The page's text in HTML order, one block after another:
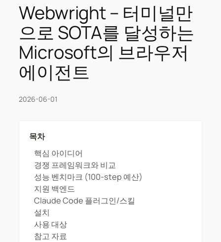
Webwright – 터미널만
으로 SOTA를 달성하는
Microsoft의 브라우저
에이전트
2026-06-01
목차
핵심 아이디어
경쟁 프레임워크와 비교
성능 벤치마크 (100-step 예산)
지원 백엔드
Claude Code 플러그인/스킬
설치
사용 대상
참고 자료